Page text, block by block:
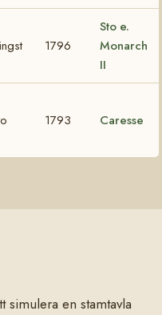
1796
Sto e.
Monarch
II
1793 Caresse
simulera en stamtavla